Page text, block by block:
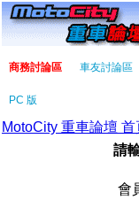
商務討論區 車友討論區
PC 版
MotoCity 重車論壇 首
請
會